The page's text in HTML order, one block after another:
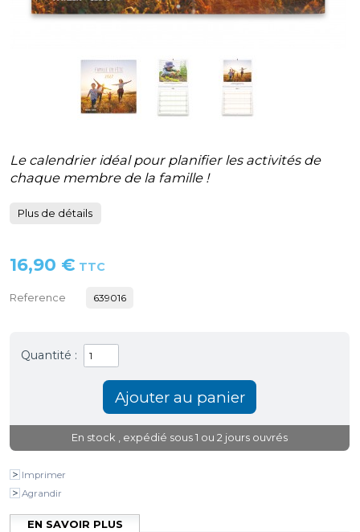
Le calendrier idéal pour planifier les activités de
chaque membre de la famille !
Plus de détails
16,90 € TTC
Reference 639016
Quantité :
En stock , expédié sous 1 ou 2 jours ouvrés
Imprimer
Agrandir
EN SAVOIR PLUS